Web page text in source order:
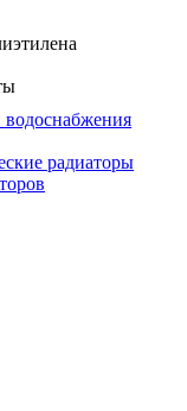
водоснабжения
радиаторы